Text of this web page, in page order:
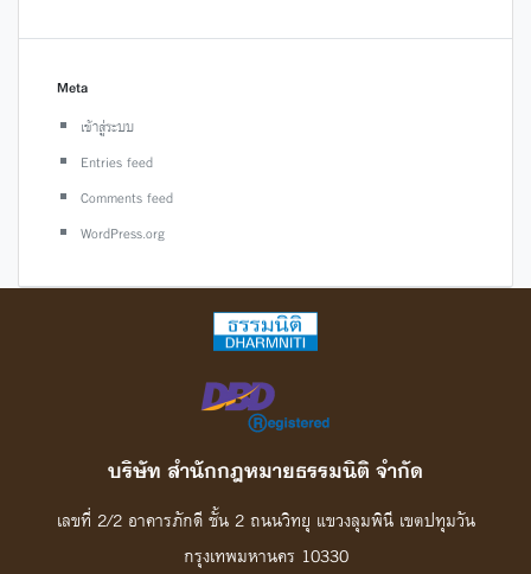
Meta
เข้าสู่ระบบ
Entries feed
Comments feed
WordPress.org
บริษัท สํานักกฎหมายธรรมนิติ จํากัด
เลขที่ 2/2 อาคารภักดี ชั้น 2 ถนนวิทยุ แขวงลุมพินี เขตปทุมวัน
กรุงเทพมหานคร 10330